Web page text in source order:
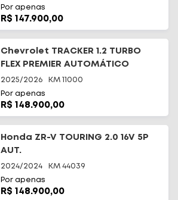
Por apenas
R$ 147.900,00
Chevrolet TRACKER 1.2 TURBO
FLEX PREMIER AUTOMÁTICO
2025/2026 KM 11000
Por apenas
R$ 148.900,00
Honda ZR-V TOURING 2.0 16V 5P
AUT.
2024/2024 KM 44039
Por apenas
R$ 148.900,00